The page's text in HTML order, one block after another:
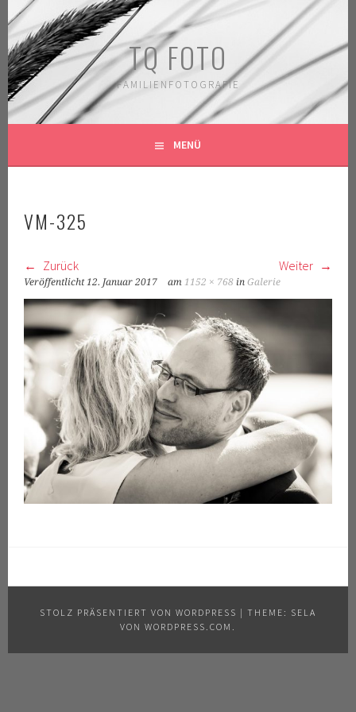
Springe
zum
Inhalt
TQ FOTO
FAMILIENFOTOGRAFIE
MENÜ
VM-325
Zurück Weiter
Veröffentlicht12. Januar 2017 am 1152 × 768 inGalerie
STOLZ PRÄSENTIERT VON WORDPRESS | THEME: SELA
VON WORDPRESS.COM .